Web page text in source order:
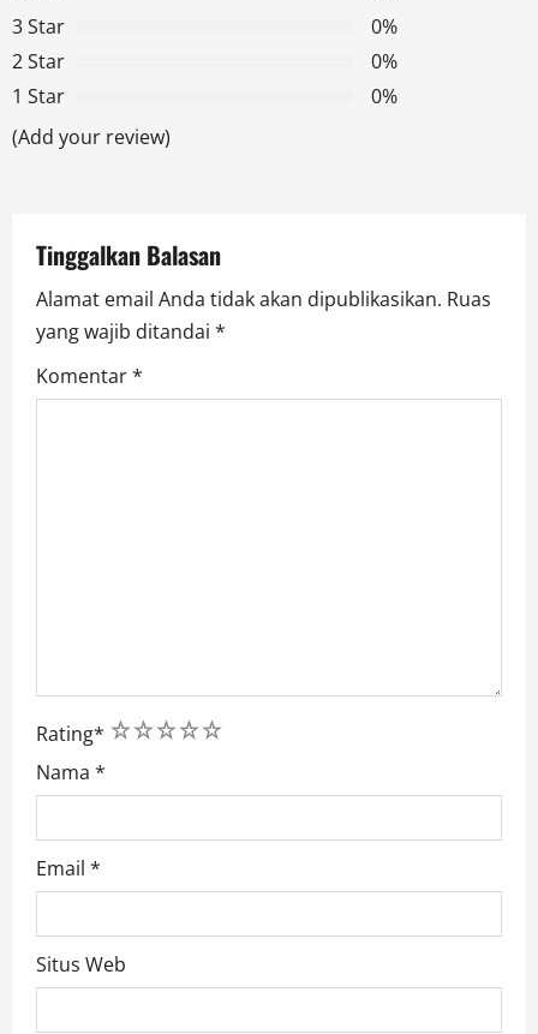
g
a
t
o
n
3 Star
0%
2 Star
0%
1 Star
0%
(Add your review)
Tinggalkan Balasan
Alamat email Anda tidak akan dipublikasikan. Ruas
yang wajib ditandai *
Komentar*
Rating* 5
4
3
2
1
Nama *
Email *
Situs Web